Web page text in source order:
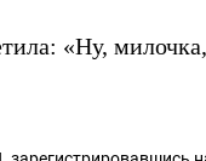
«Ну,